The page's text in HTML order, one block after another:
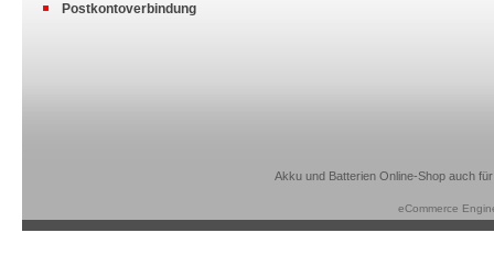
Postkontoverbindung
Akku und Batterien Online-Shop auch
eCommerce